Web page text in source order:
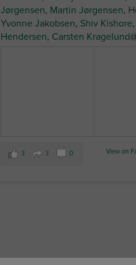
Jørgensen, Martin Jørgensen,
Yvonne Jakobsen, Shiv Kishore
Hendersen, Carsten Kragelund
View on
3 3 0